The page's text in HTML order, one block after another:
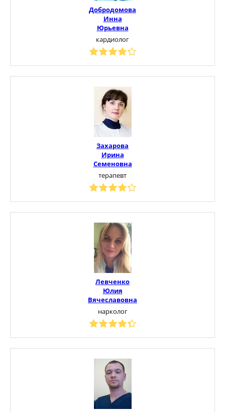
Добродомова
Инна
Юрьевна
кардиолог
Захарова
Ирина
Семеновна
терапевт
Левченко
Юлия
Вячеславовна
нарколог